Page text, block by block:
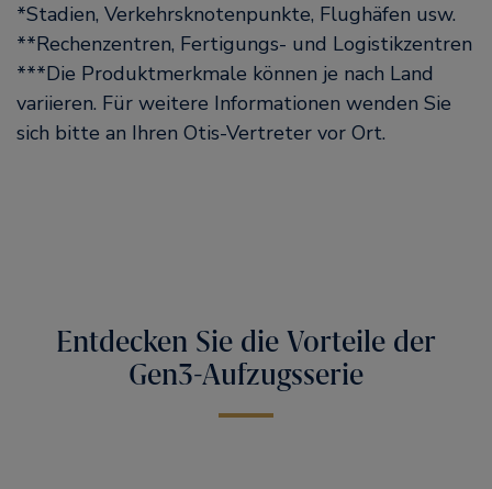
*Stadien, Verkehrsknotenpunkte, Flughäfen usw.
**Rechenzentren, Fertigungs- und Logistikzentren
***Die Produktmerkmale können je nach Land
variieren. Für weitere Informationen wenden Sie
sich bitte an Ihren Otis-Vertreter vor Ort.
Entdecken Sie die Vorteile der
Gen3-Aufzugsserie